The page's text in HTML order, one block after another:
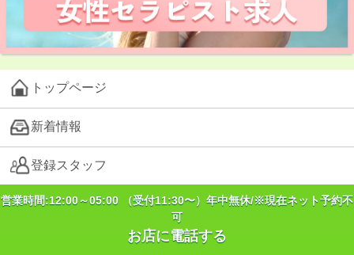
トップページ
新着情報
登録スタッフ
本日の出勤 (13)
営業時間:12:00～05:00 （受付11:30〜）年中無休/※現在ネット予約不
可
お店に電話する